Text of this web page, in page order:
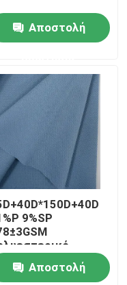
Αποστολή
9%SP
Αποστολή